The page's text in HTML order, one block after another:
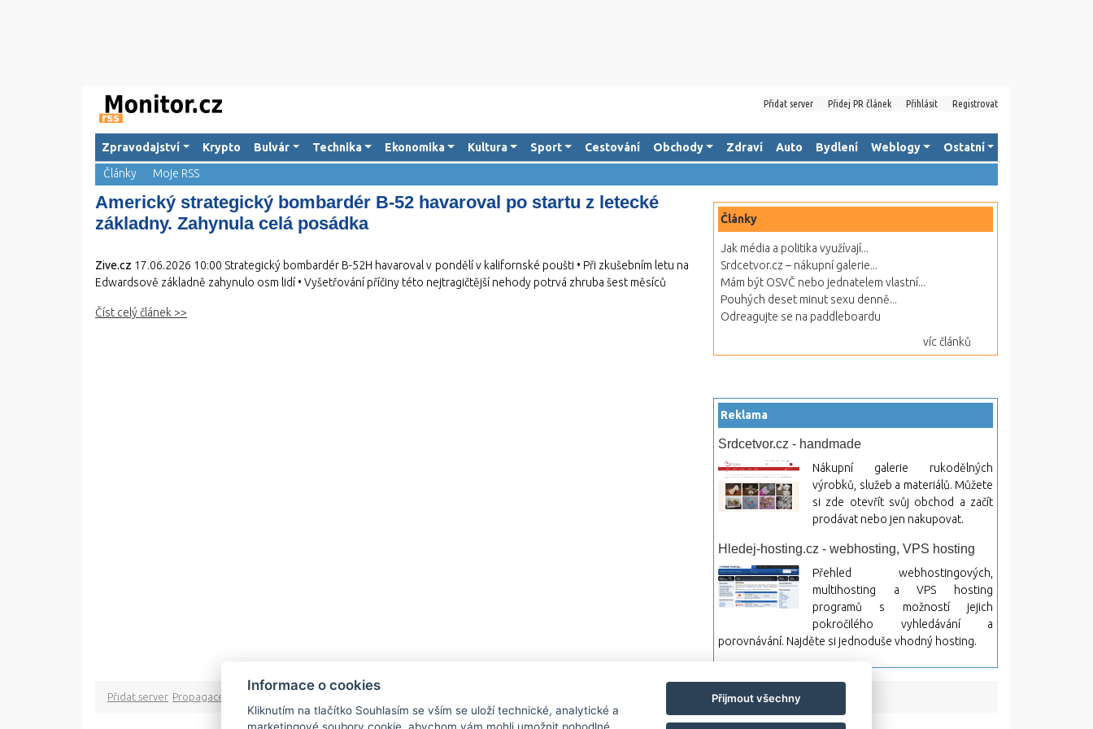
Přidat server Přidej PR článek Přihlásit Registrovat
Zpravodajství Krypto Bulvár Technika Ekonomika Kultura Sport Cestování Obchody Zdraví Auto Bydlení Weblogy
Ostatní
Články
Moje RSS
Americký strategický bombardér B-52 havaroval po startu z letecké
základny. Zahynula celá posádka
Zive.cz 17.06.2026 10:00 Strategický bombardér B-52H havaroval v pondělí v kalifornské poušti • Při zkušebním letu na
Edwardsově základně zahynulo osm lidí • Vyšetřování příčiny této nejtragičtější nehody potrvá zhruba šest měsíců
Číst celý článek >>
Články
Jak média a politika využívají...
Srdcetvor.cz – nákupní galerie...
Mám být OSVČ nebo jednatelem vlastní...
Pouhých deset minut sexu denně...
Odreagujte se na paddleboardu
víc článků
Reklama
Srdcetvor.cz - handmade
Nákupní galerie rukodělných
výrobků, služeb a materiálů. Můžete
si zde otevřít svůj obchod a začít
prodávat nebo jen nakupovat.
Hledej-hosting.cz - webhosting, VPS hosting
Přehled webhostingových,
multihosting a VPS hosting
programů s možností jejich
pokročilého vyhledávání a
porovnávání. Najděte si jednoduše vhodný hosting.
Přidat server Propagace
Informace o cookies
Kliknutím na tlačítko Souhlasím se vším se uloží technické, analytické a
Přijmout všechny